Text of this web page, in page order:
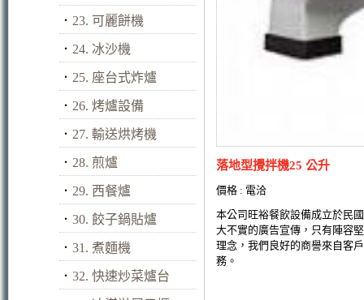
． 23. 可麗餅機
． 24. 冰沙機
． 25. 座台式炸爐
． 26. 烤爐設備
． 27. 輸送烘烤機
． 28. 煎爐
． 29. 西餐爐
． 30. 餃子鍋貼爐
． 31. 煮麵機
． 32. 快速炒菜爐台
落地型攪拌機25 公升
價格 : 電洽
本公司旺裕餐飲設備成立於民
大不實的廣告宣傳，只有陣容
理念，我們良好的商譽來自客
務。